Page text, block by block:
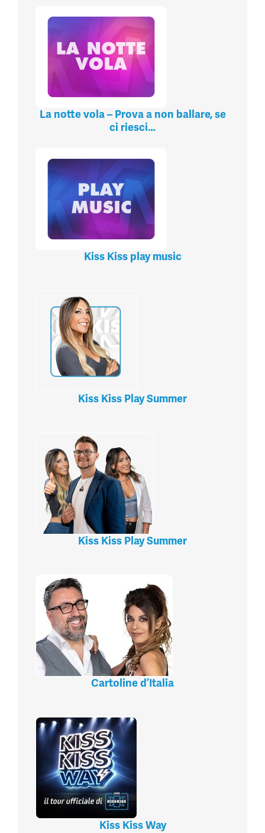
La notte vola – Prova a non ballare, se
ci riesci…
Kiss Kiss play music
Kiss Kiss Play Summer
Kiss Kiss Play Summer
Cartoline d’Italia
Kiss Kiss Way